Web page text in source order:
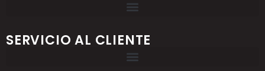
SERVICIO AL CLIENTE